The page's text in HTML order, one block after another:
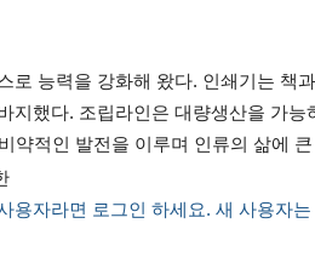
로 능력을 강화해 왔다. 인쇄기는 책
지했다. 조립라인은 대량생산을 가능
약적인 발전을 이루며 인류의 삶에
용자라면 로그인 하세요. 새 사용자